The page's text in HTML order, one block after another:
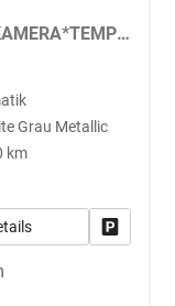
Selection 1.5 TSI DSG*ACC*PDC*KAMERA*TEMPOMAT*LED*SMARTLINK*KLIMA*RADIO*17-ZOLL
Grau Metallic
km